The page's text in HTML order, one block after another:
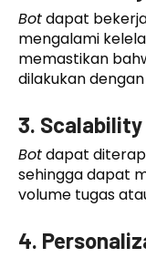
Botdapat
mengalami
memastikan
dilakukan
3. Scalability
Botdapat
sehingga dapat
volume tugas
4.